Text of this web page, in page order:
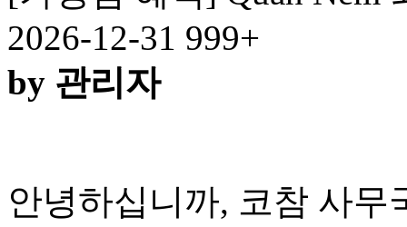
2026-12-31 999+
by 관리자
안녕하십니까, 코참 사무